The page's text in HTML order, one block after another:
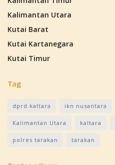
Kalimantan Utara
Kutai Barat
Kutai Kartanegara
Kutai Timur
Tag
dprd kaltara ikn nusantara
Kalimantan Utara kaltara
polres tarakan tarakan